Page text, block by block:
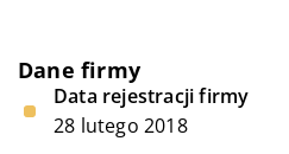
Dane firmy
Data rejestracji firmy
28 lutego 2018